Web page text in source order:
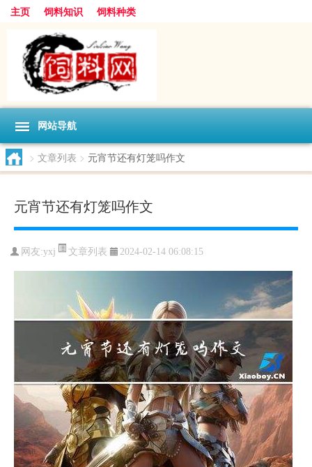
主页 饲料知识 饲料种类
网站导航
> 文章列表 > 元宵节还有灯笼吗作文
元宵节还有灯笼吗作文
网友:yxj 文章列表 2024-02-14 06:08:15